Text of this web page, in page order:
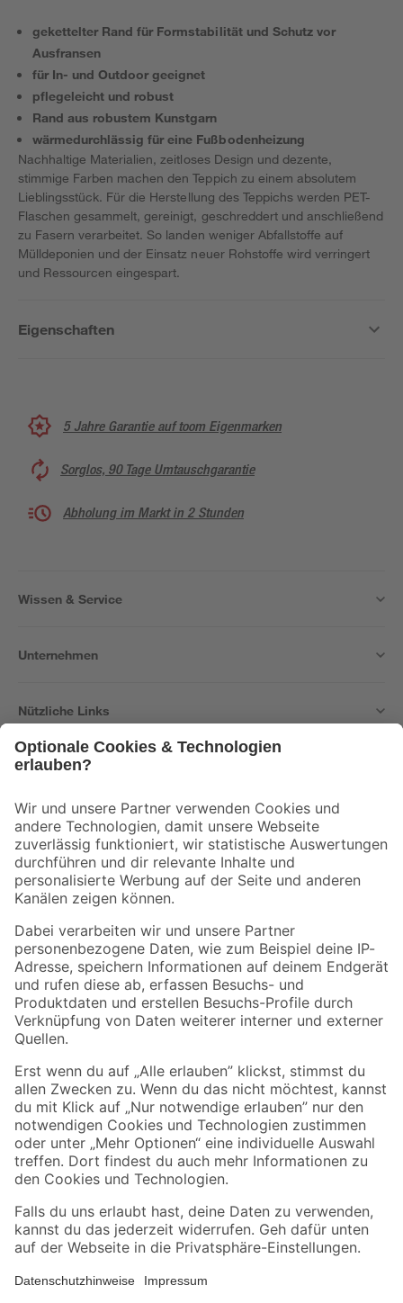
gekettelter Rand für Formstabilität und Schutz vor
Ausfransen
für In- und Outdoor geeignet
pflegeleicht und robust
Rand aus robustem Kunstgarn
wärmedurchlässig für eine Fußbodenheizung
Nachhaltige Materialien, zeitloses Design und dezente,
stimmige Farben machen den Teppich zu einem absolutem
Lieblingsstück. Für die Herstellung des Teppichs werden PET-
Flaschen gesammelt, gereinigt, geschreddert und anschließend
zu Fasern verarbeitet. So landen weniger Abfallstoffe auf
Mülldeponien und der Einsatz neuer Rohstoffe wird verringert
und Ressourcen eingespart.
Eigenschaften
5 Jahre Garantie auf toom Eigenmarken
Sorglos, 90 Tage Umtauschgarantie
Abholung im Markt in 2 Stunden
Wissen & Service
Unternehmen
Nützliche Links
Der toom Newsletter: Keine Angebote und Aktionen mehr verpassen!
Zur Newsletter Anmeldung
Folge uns
Zahlungsarten Versandarten
Sicher einkaufen
Jetzt die toom-App herunterladen
Alle Preisangaben in EUR inkl. gesetzl. MwSt.. Die dargestellten Angebote sind unter
Umständen nicht in allen Märkten verfügbar. Die angegebenen Verfügbarkeiten beziehen
Produkte nur solange der Vorrat reicht.
*Paketversand ab 59 € versandkostenfrei, gilt nicht für Artikel mit Speditionsversand, hier